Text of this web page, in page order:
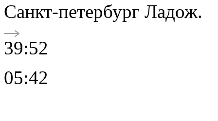
Санкт-петербург Ладож.
39:52
05:42